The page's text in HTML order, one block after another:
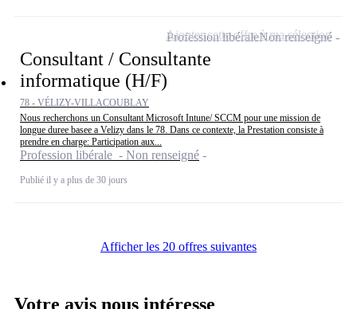
Consultant / Consultante
informatique (H/F)
78 - VÉLIZY-VILLACOUBLAY
Nous recherchons un Consultant Microsoft Intune/ SCCM pour une mission de
longue duree basee a Velizy dans le 78. Dans ce contexte, la Prestation consiste à
prendre en charge: Participation aux...
Profession libérale - Non renseigné
Publié il y a plus de 30 jours
Profession libéraleNon renseigné
Ajouter cette offre à ma sélection
Afficher les 20 offres suivantes
Votre avis nous intéresse